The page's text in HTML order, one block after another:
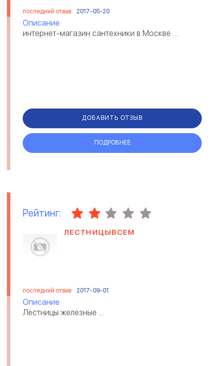
последний отзыв: 2017-05-20
Описание
интернет-магазин сантехники в Москве ...
ДОБАВИТЬ ОТЗЫВ
ПОДРОБНЕЕ
Рейтинг:
ЛЕСТНИЦЫВСЕМ
последний отзыв: 2017-09-01
Описание
Лестницы железные ...